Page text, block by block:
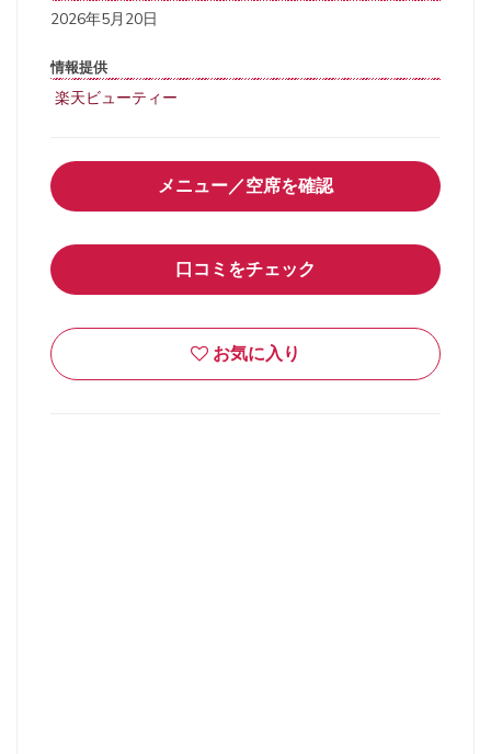
2026年5月20日
情報提供
楽天ビューティー
メニュー／空席を確認
口コミをチェック
お気に入り